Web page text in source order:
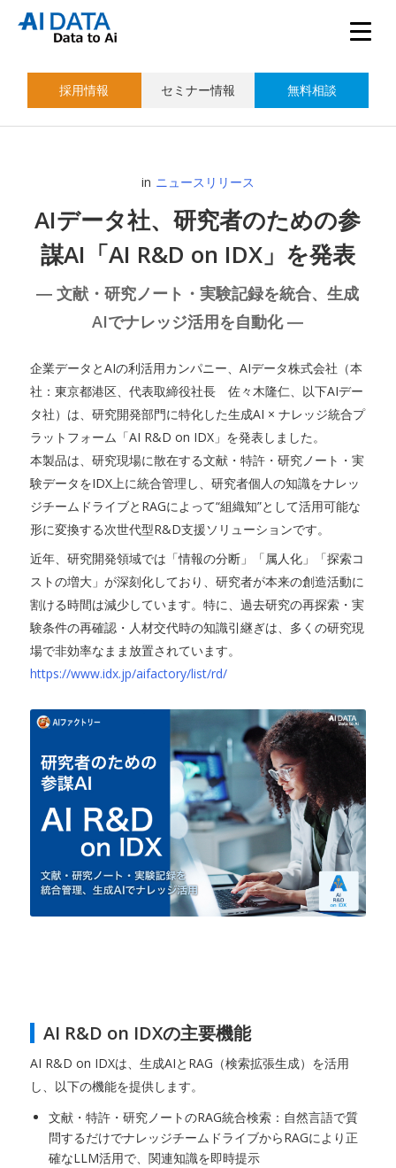
採用情報 セミナー情報 無料相談
in ニュースリリース
AIデータ社、研究者のための参
謀AI「AI R&D on IDX」を発表
― 文献・研究ノート・実験記録を統合、生成
AIでナレッジ活用を自動化 ―
企業データとAIの利活用カンパニー、AIデータ株式会社（本
社：東京都港区、代表取締役社長 佐々木隆仁、以下AIデー
タ社）は、研究開発部門に特化した生成AI × ナレッジ統合プ
ラットフォーム「AI R&D on IDX」を発表しました。
本製品は、研究現場に散在する文献・特許・研究ノート・実
験データをIDX上に統合管理し、研究者個人の知識をナレッ
ジチームドライブとRAGによって“組織知”として活用可能な
形に変換する次世代型R&D支援ソリューションです。
近年、研究開発領域では「情報の分断」「属人化」「探索コ
ストの増大」が深刻化しており、研究者が本来の創造活動に
割ける時間は減少しています。特に、過去研究の再探索・実
験条件の再確認・人材交代時の知識引継ぎは、多くの研究現
場で非効率なまま放置されています。
https://www.idx.jp/aifactory/list/rd/
AI R&D on IDXの主要機能
AI R&D on IDXは、生成AIとRAG（検索拡張生成）を活用
し、以下の機能を提供します。
文献・特許・研究ノートのRAG統合検索：自然言語で質
問するだけでナレッジチームドライブからRAGにより正
確なLLM活用で、関連知識を即時提示